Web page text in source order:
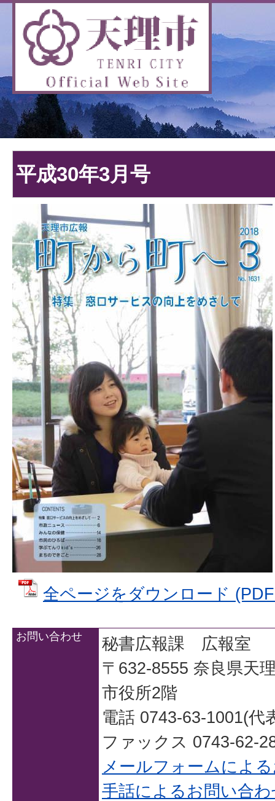
平成30年3月号
全ページをダウンロード
お問い合わせ
秘書広報課 広報室
〒632-8555 奈良県天
市役所2階
電話 0743-63-1001(代
ファックス 0743-62-
メールフォームによ
手話によるお問い合